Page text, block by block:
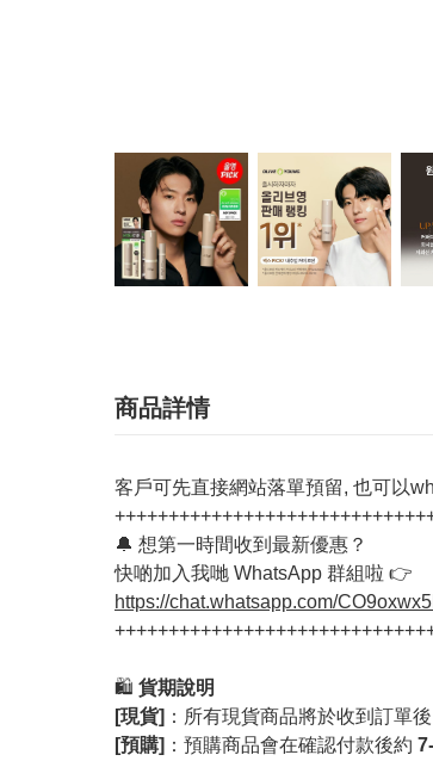
商品詳情
客戶可先直接網站落單預留, 也可以
🔔 想第一時間收到最新優惠？
快啲加入我哋 WhatsApp 群組啦 👉
https://chat.whatsapp.com/
🛍️ 貨期說明
[現貨] ：所有現貨商品將於收到訂單後
[預購] ：預購商品會在確認付款後約